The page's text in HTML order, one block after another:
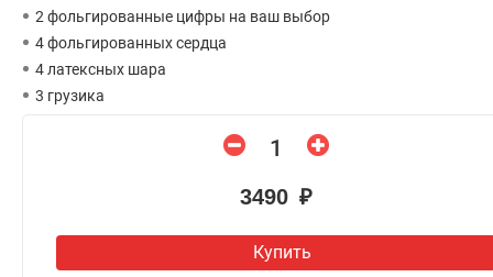
2 фольгированные цифры на ваш выбор
4 фольгированных сердца
4 латексных шара
3 грузика
3490 ₽
Купить